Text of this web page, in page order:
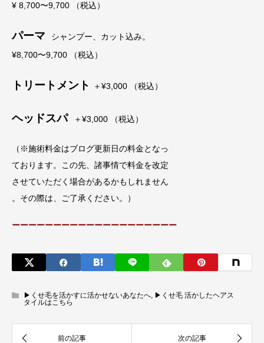
¥ 8,700〜9,700 （税込）
パーマ
シャンプー、カット込み。
¥8,700〜9,700 （税込）
トリートメント ＋¥3,000 （税込）
ヘッドスパ ＋¥3,000 （税込）
（※施術料金はブログ更新日の料金となっ
ております。この先、諸事情で料金を改定
させていただく場合があるかもしれません
。その際は、ご了承ください。）
ーーーーーーーーーーーーーーーーーーーー
▶︎くせ毛を活かすに活かせないあなたへ, ▶︎くせ毛 活かしたヘアス
タイルはこちら